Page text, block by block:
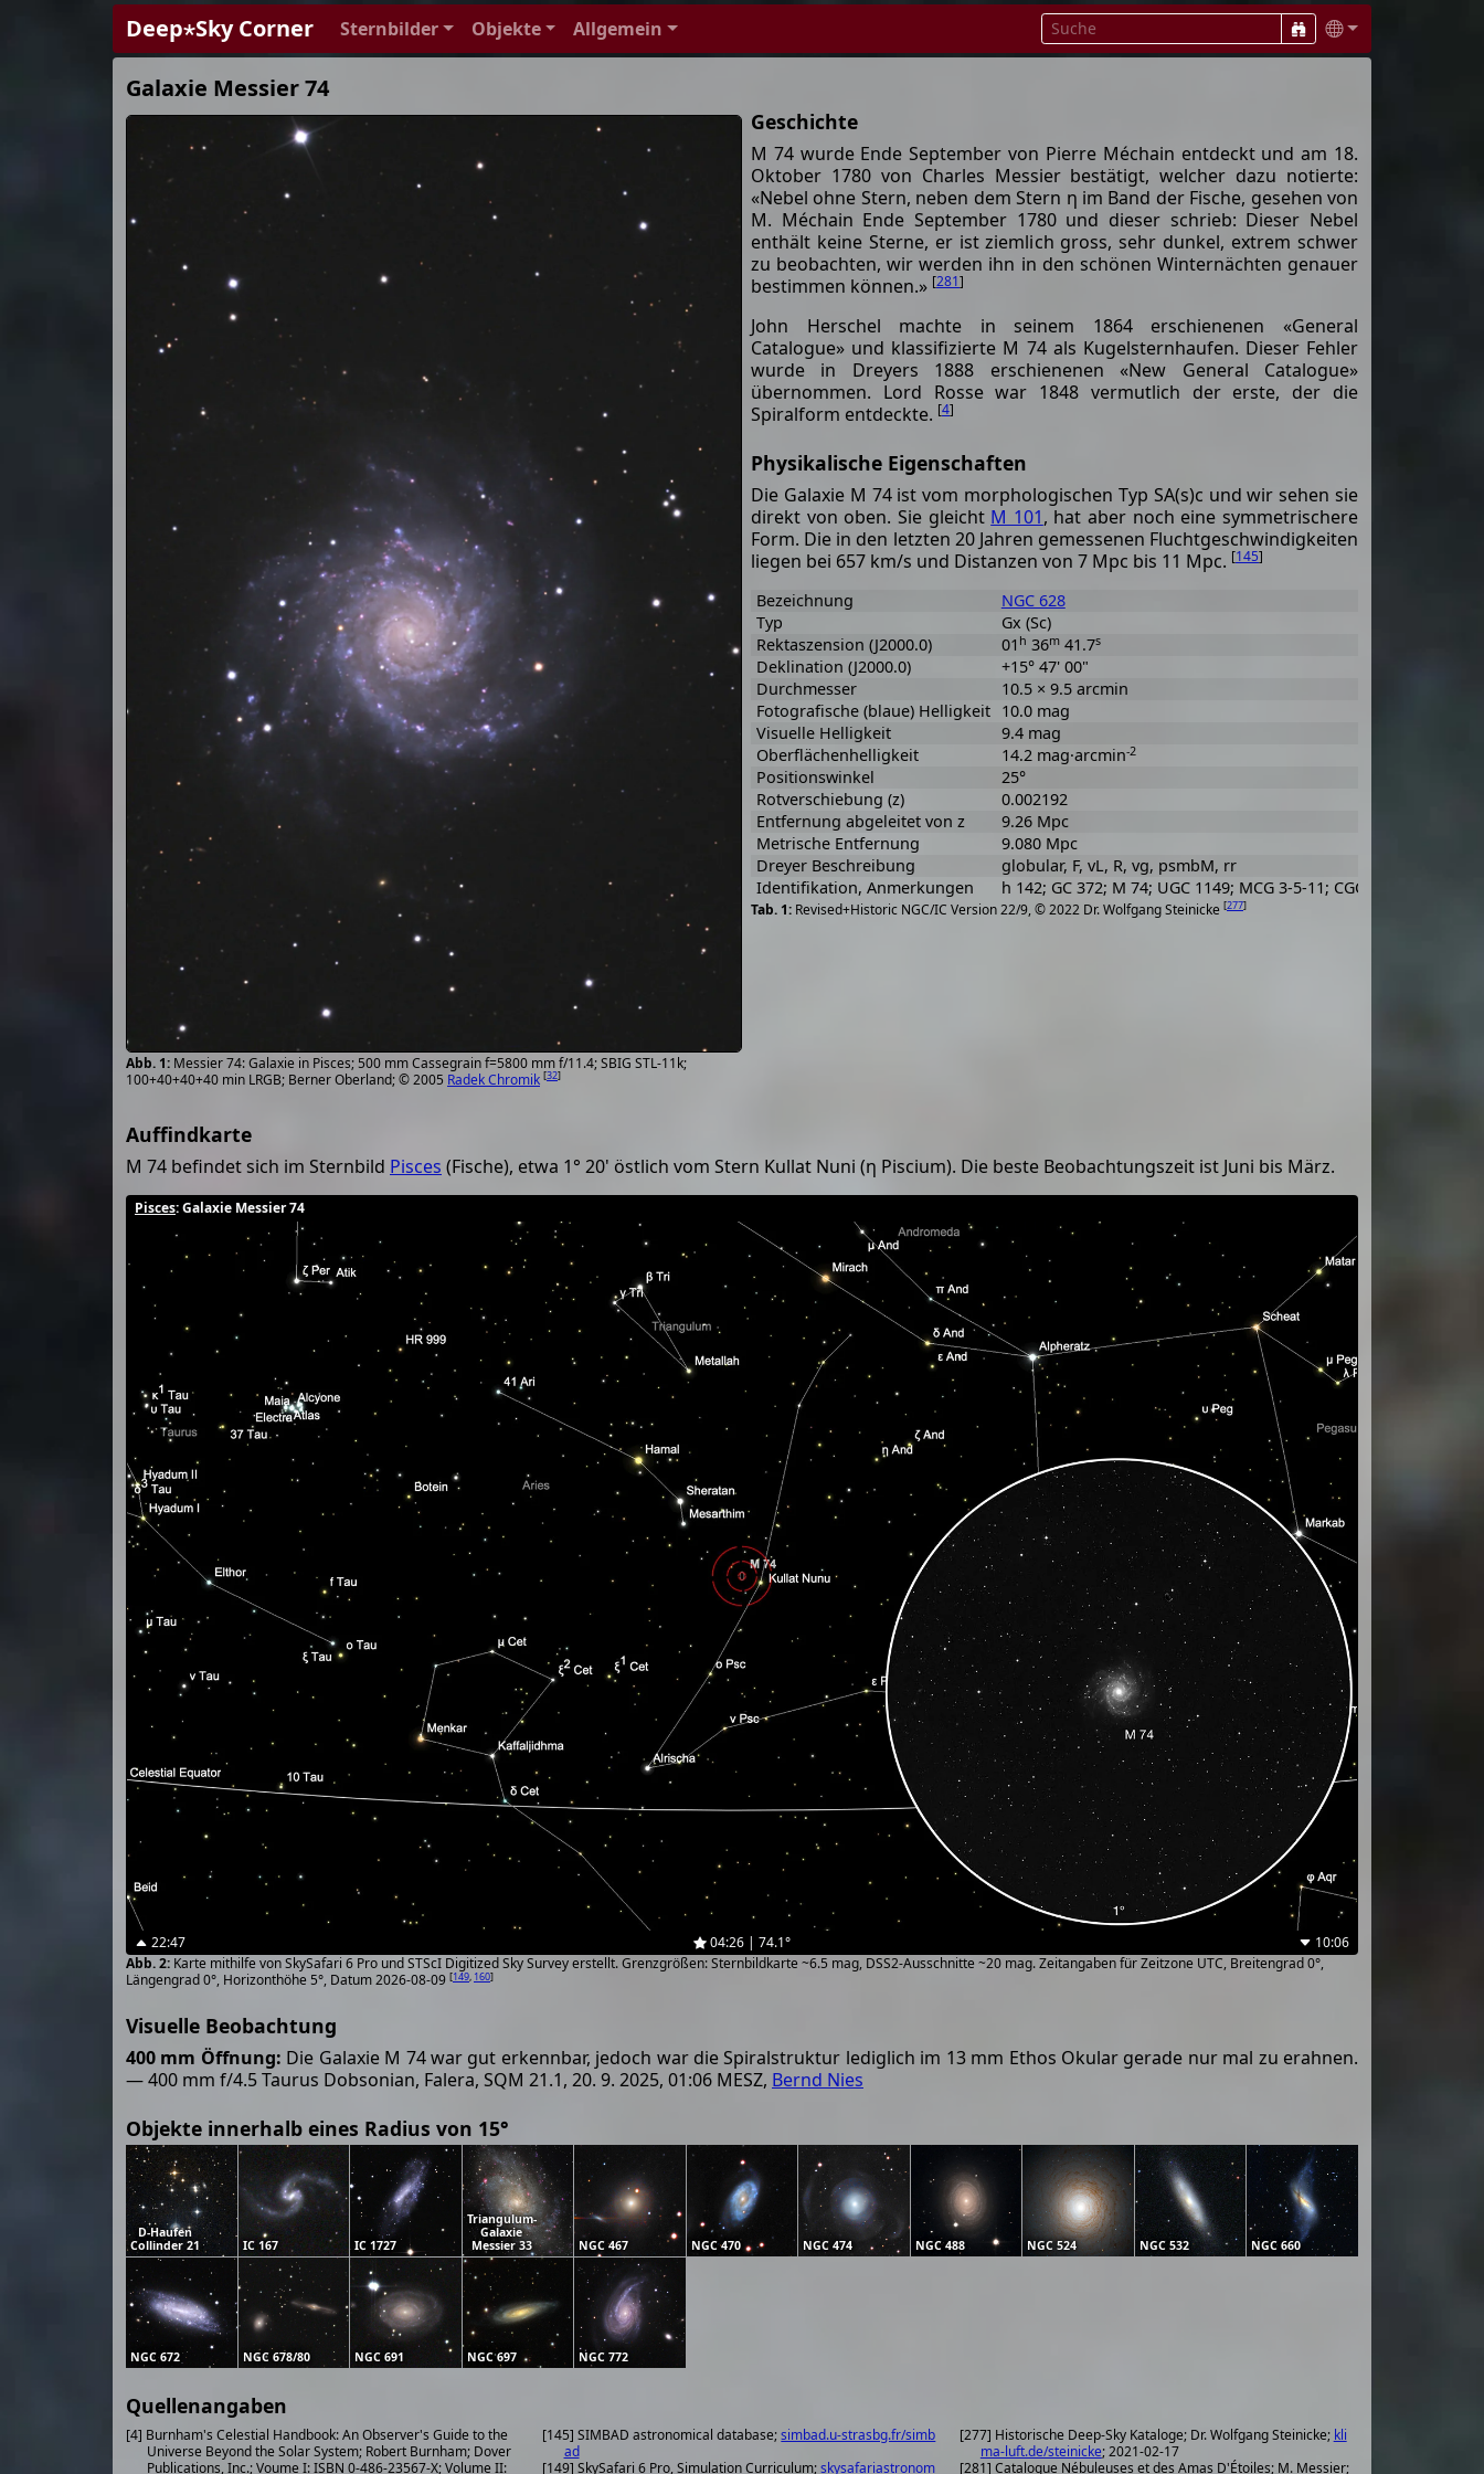
Deep⋆Sky Corner Sternbilder Objekte Allgemein
Galaxie Messier 74
Messier 74: Galaxie in Pisces; 500 mm Cassegrain f=5800 mm f/11.4; SBIG STL-11k;
100+40+40+40 min LRGB; Berner Oberland; © 2005 Radek Chromik [32]
Geschichte
M 74 wurde Ende September von Pierre Méchain entdeckt und am 18.
Oktober 1780 von Charles Messier bestätigt, welcher dazu notierte:
«Nebel ohne Stern, neben dem Stern η im Band der Fische, gesehen von
M. Méchain Ende September 1780 und dieser schrieb: Dieser Nebel
enthält keine Sterne, er ist ziemlich gross, sehr dunkel, extrem schwer
zu beobachten, wir werden ihn in den schönen Winternächten genauer
bestimmen können.» [281]
John Herschel machte in seinem 1864 erschienenen «General
Catalogue» und klassifizierte M 74 als Kugelsternhaufen. Dieser Fehler
wurde in Dreyers 1888 erschienenen «New General Catalogue»
übernommen. Lord Rosse war 1848 vermutlich der erste, der die
Spiralform entdeckte. [4]
Physikalische Eigenschaften
Die Galaxie M 74 ist vom morphologischen Typ SA(s)c und wir sehen sie
direkt von oben. Sie gleicht M 101, hat aber noch eine symmetrischere
Form. Die in den letzten 20 Jahren gemessenen Fluchtgeschwindigkeiten
liegen bei 657 km/s und Distanzen von 7 Mpc bis 11 Mpc. [145]
Revised+Historic NGC/IC Version 22/9, © 2022 Dr. Wolfgang Steinicke [277]
Bezeichnung
NGC 628
Typ
Gx (Sc)
Rektaszension (J2000.0)
01 h 36m41.7s
Deklination (J2000.0)
+15° 47' 00"
Durchmesser
10.5 × 9.5 arcmin
Fotografische (blaue) Helligkeit 10.0 mag
Visuelle Helligkeit
9.4 mag
Oberflächenhelligkeit
14.2 mag·arcmin-2
Positionswinkel
25°
Rotverschiebung (z)
0.002192
Entfernung abgeleitet von z
9.26 Mpc
Metrische Entfernung
9.080 Mpc
Dreyer Beschreibung
globular, F, vL, R, vg, psmbM, rr
Identifikation, Anmerkungen
h 142; GC 372; M 74; UGC 1149; MCG 3-5-11; CGCG 460-14; IRAS
Auffindkarte
M 74 befindet sich im Sternbild Pisces (Fische), etwa 1° 20' östlich vom Stern Kullat Nuni (η Piscium). Die beste Beobachtungszeit ist Juni bis März.
Pisces: Galaxie Messier 74
22:47 04:26 | 74.1°
10:06
Karte mithilfe von SkySafari 6 Pro und STScI Digitized Sky Survey erstellt. Grenzgrößen: Sternbildkarte ~6.5 mag, DSS2-Ausschnitte ~20 mag. Zeitangaben für Zeitzone UTC, Breitengrad 0°,
Längengrad 0°, Horizonthöhe 5°, Datum 2026-08-09 [149, 160]
Visuelle Beobachtung
400 mm Öffnung: Die Galaxie M 74 war gut erkennbar, jedoch war die Spiralstruktur lediglich im 13 mm Ethos Okular gerade nur mal zu erahnen.
— 400 mm f/4.5 Taurus Dobsonian, Falera, SQM 21.1, 20. 9. 2025, 01:06 MESZ, Bernd Nies
Objekte innerhalb eines Radius von 15°
D-Haufen
Collinder 21
IC 167 IC 1727
Triangulum-
Galaxie
Messier 33
NGC 467 NGC 470 NGC 474 NGC 488 NGC 524 NGC 532 NGC 660
NGC 672 NGC 678/80 NGC 691 NGC 697 NGC 772
Quellenangaben
[4] Burnham's Celestial Handbook: An Observer's Guide to the
Universe Beyond the Solar System; Robert Burnham; Dover
Publications, Inc.; Voume I: ISBN 0-486-23567-X; Volume II:
[145] SIMBAD astronomical database;simbad.u-strasbg.fr/simb
ad
[149] SkySafari 6 Pro, Simulation Curriculum;skysafariastronom
[277] Historische Deep-Sky Kataloge; Dr. Wolfgang Steinicke; kli
ma-luft.de/steinicke; 2021-02-17
[281] Catalogue Nébuleuses et des Amas D'Étoiles; M. Messier;